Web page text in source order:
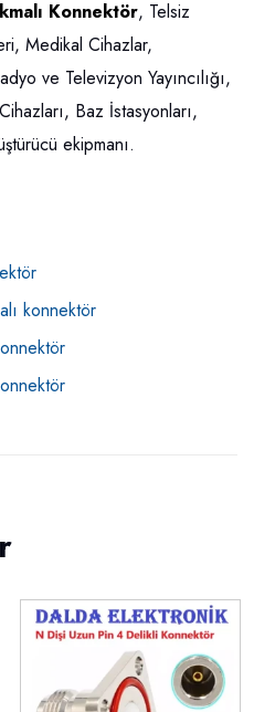
Konnektör, Telsiz
Medikal Cihazlar,
ve Televizyon Yayıncılığı,
Baz İstasyonları,
ekipmanı.
konnektör